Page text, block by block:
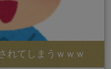
れてしまうｗｗｗ